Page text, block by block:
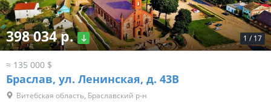
1 / 17
398 034 р.
≈ 135 000 $
Браслав, ул. Ленинская, д. 43В
Витебская область, Браславский р-н